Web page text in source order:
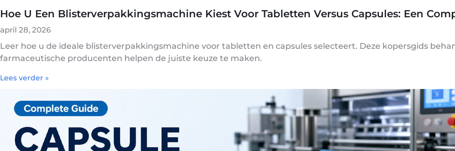
Hoe U Een Blisterverpakkingsmachine Kiest Voor Tabletten Versus Capsules: Een
april 28, 2026
Leer hoe u de ideale blisterverpakkingsmachine voor tabletten en capsules selecteert. Deze kopersgids
farmaceutische producenten helpen de juiste keuze te maken.
Lees verder »